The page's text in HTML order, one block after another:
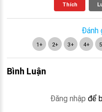
Thích
Đánh
1+ 2+ 3+ 4+
Bình Luận
Đăng nhập để